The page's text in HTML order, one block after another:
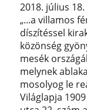
2018. július 18.
„...a villamos
díszítéssel
közönség
mesék
melynek
mosolyog le
Világlapja